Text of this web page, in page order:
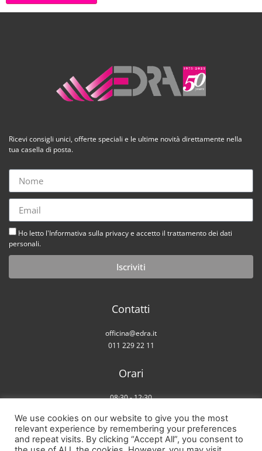
Ricevi consigli unici, offerte speciali e le ultime novità direttamente nella
tua casella di posta.
Ho letto l'Informativa sulla privacy e accetto il trattamento dei dati
personali.
Iscriviti
Contatti
officina@edra.it
011 229 22 11
Orari
08:30 - 12:30
Sabato chiuso
We use cookies on our website to give you the most
relevant experience by remembering your preferences
and repeat visits. By clicking “Accept All”, you consent to